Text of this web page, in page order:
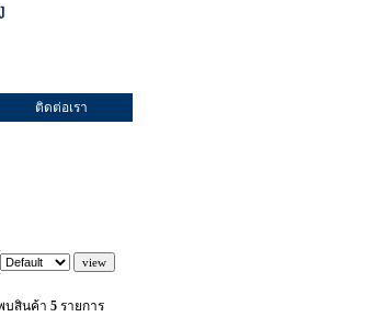
ติดต่อเรา
บสินค้า5 รายการ